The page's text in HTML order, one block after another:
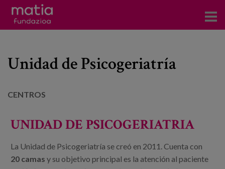
Servicios
Blog
Unidad de Psicogeriatría
CENTROS
UNIDAD DE PSICOGERIATRIA
La Unidad de Psicogeriatría se creó en 2011. Cuenta con
20 camas y su objetivo principal es la atención al paciente